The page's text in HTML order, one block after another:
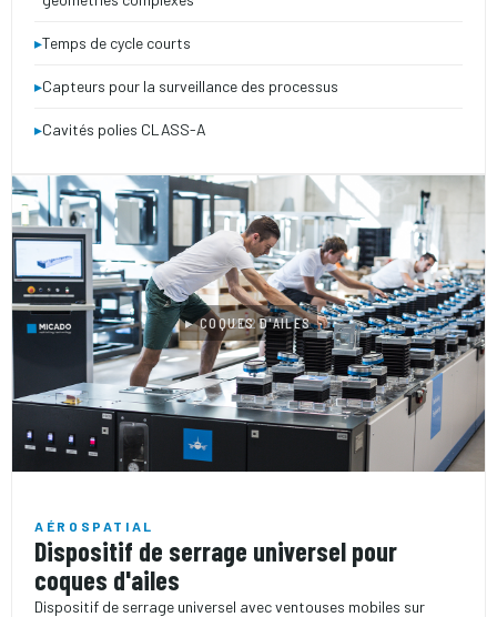
▸Temps de cycle courts
▸Capteurs pour la surveillance des processus
▸Cavités polies CLASS-A
2025
▸ COQUES D'AILES
AÉROSPATIAL
Dispositif de serrage universel pour
coques d'ailes
Dispositif de serrage universel avec ventouses mobiles sur